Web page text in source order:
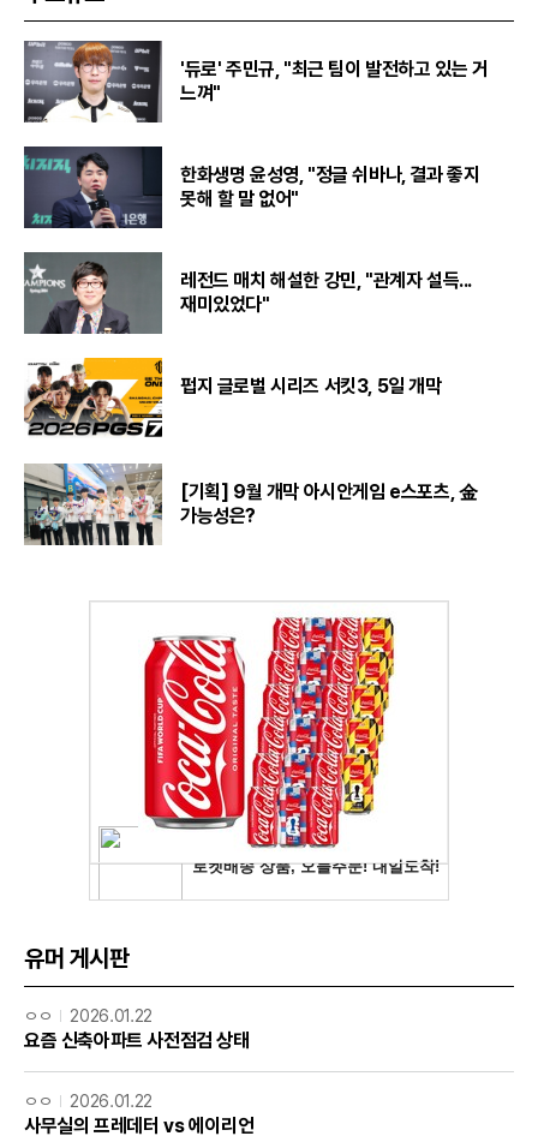
'듀로' 주민규, "최근 팀이 발전하고 있는 거
느껴"
한화생명 윤성영, "정글 쉬바나, 결과 좋지
못해 할 말 없어"
레전드 매치 해설한 강민, "관계자 설득...
재미있었다"
펍지 글로벌 시리즈 서킷3, 5일 개막
[기획] 9월 개막 아시안게임 e스포츠, 金
가능성은?
유머 게시판
ㅇㅇ 2026.01.22
요즘 신축아파트 사전점검 상태
ㅇㅇ 2026.01.22
사무실의 프레데터 vs 에이리언